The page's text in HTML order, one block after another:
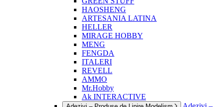
HAOSHENG
ARTESANIA LATINA
HELLER
MIRAGE HOBBY
MENG
FENGDA
ITALERI
REVELL
AMMO
Mr.Hobby
Ak INTERACTIVE